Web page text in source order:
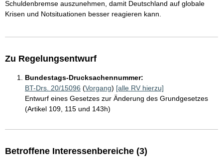
Schuldenbremse auszunehmen, damit Deutschland auf globale
Krisen und Notsituationen besser reagieren kann.
Zu Regelungsentwurf
Bundestags-Drucksachennummer:
BT-Drs. 20/15096 (Vorgang) [alle RV hierzu]
Entwurf eines Gesetzes zur Änderung des Grundgesetzes
(Artikel 109, 115 und 143h)
Betroffene Interessenbereiche (3)